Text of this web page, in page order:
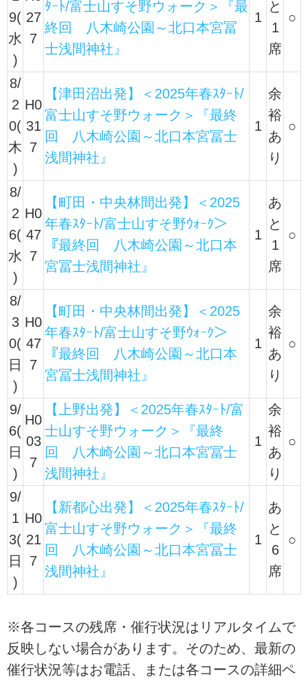
9(
水
)
27
7
ﾀｰﾄ/富士山すそ野ウォーク＞『最
終回 八木崎公園～北口本宮冨
士浅間神社』
1
と
1
席
○
8/
2
0(
木
)
H0
31
7
【津田沼出発】＜2025年春ｽﾀｰﾄ/
富士山すそ野ウォーク＞『最終
回 八木崎公園～北口本宮冨士
浅間神社』
1
余
裕
あ
り
○
8/
2
6(
水
)
H0
47
7
【町田・中央林間出発】＜2025
年春ｽﾀｰﾄ/富士山すそ野ｳｫｰｸ＞
『最終回 八木崎公園～北口本
宮冨士浅間神社』
1
あ
と
1
席
○
8/
3
0(
日
)
H0
47
7
【町田・中央林間出発】＜2025
年春ｽﾀｰﾄ/富士山すそ野ｳｫｰｸ＞
『最終回 八木崎公園～北口本
宮冨士浅間神社』
1
余
裕
あ
り
○
9/
6(
日
)
H0
03
7
【上野出発】＜2025年春ｽﾀｰﾄ/富
士山すそ野ウォーク＞『最終
回 八木崎公園～北口本宮冨士
浅間神社』
1
余
裕
あ
り
○
9/
1
3(
日
)
H0
21
7
【新都心出発】＜2025年春ｽﾀｰﾄ/
富士山すそ野ウォーク＞『最終
回 八木崎公園～北口本宮冨士
浅間神社』
1
あ
と
6
席
○
※各コースの残席・催行状況はリアルタイムで
反映しない場合があります。そのため、最新の
催行状況等はお電話、または各コースの詳細ペ